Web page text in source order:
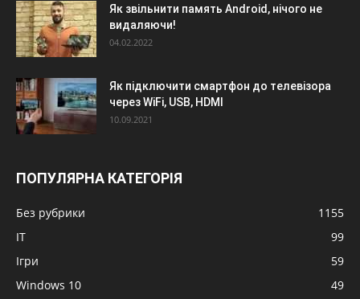
Як звільнити память Android, нічого не
видаляючи!
04.02.2022
Як підключити смартфон до телевізора
через WiFi, USB, HDMI
10.09.2021
ПОПУЛЯРНА КАТЕГОРІЯ
Без рубрики
1155
IT
99
Ігри
59
Windows 10
49